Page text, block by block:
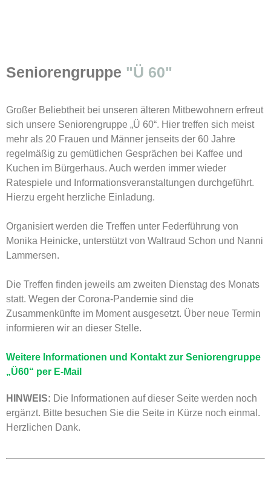
Seniorengruppe "Ü 60"
Großer Beliebtheit bei unseren älteren Mitbewohnern erfreut
sich unsere Seniorengruppe „Ü 60“. Hier treffen sich meist
mehr als 20 Frauen und Männer jenseits der 60 Jahre
regelmäßig zu gemütlichen Gesprächen bei Kaffee und
Kuchen im Bürgerhaus. Auch werden immer wieder
Ratespiele und Informationsveranstaltungen durchgeführt.
Hierzu ergeht herzliche Einladung.
Organisiert werden die Treffen unter Federführung von
Monika Heinicke, unterstützt von Waltraud Schon und Nanni
Lammersen.
Die Treffen finden jeweils am zweiten Dienstag des Monats
statt. Wegen der Corona-Pandemie sind die
Zusammenkünfte im Moment ausgesetzt. Über neue Termin
informieren wir an dieser Stelle.
Weitere Informationen und Kontakt zur Seniorengruppe
„Ü60“ per E-Mail
HINWEIS: Die Informationen auf dieser Seite werden noch
ergänzt. Bitte besuchen Sie die Seite in Kürze noch einmal.
Herzlichen Dank.